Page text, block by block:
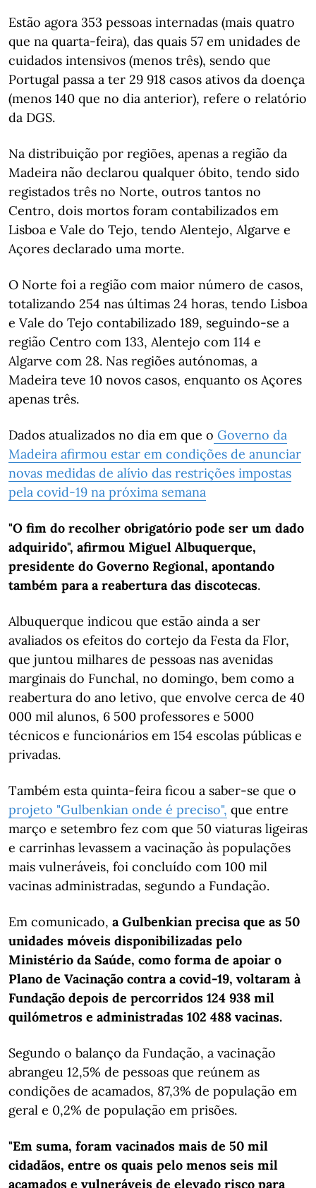
Estão agora 353 pessoas internadas (mais quatro
que na quarta-feira), das quais 57 em unidades de
cuidados intensivos (menos três), sendo que
Portugal passa a ter 29 918 casos ativos da doença
(menos 140 que no dia anterior), refere o relatório
da DGS.
Na distribuição por regiões, apenas a região da
Madeira não declarou qualquer óbito, tendo sido
registados três no Norte, outros tantos no
Centro, dois mortos foram contabilizados em
Lisboa e Vale do Tejo, tendo Alentejo, Algarve e
Açores declarado uma morte.
O Norte foi a região com maior número de casos,
totalizando 254 nas últimas 24 horas, tendo Lisboa
e Vale do Tejo contabilizado 189, seguindo-se a
região Centro com 133, Alentejo com 114 e
Algarve com 28. Nas regiões autónomas, a
Madeira teve 10 novos casos, enquanto os Açores
apenas três.
Dados atualizados no dia em que o Governo da
Madeira afirmou estar em condições de anunciar
novas medidas de alívio das restrições impostas
pela covid-19 na próxima semana
"O fim do recolher obrigatório pode ser um dado
adquirido", afirmou Miguel Albuquerque,
presidente do Governo Regional, apontando
também para a reabertura das discotecas.
Albuquerque indicou que estão ainda a ser
avaliados os efeitos do cortejo da Festa da Flor,
que juntou milhares de pessoas nas avenidas
marginais do Funchal, no domingo, bem como a
reabertura do ano letivo, que envolve cerca de 40
000 mil alunos, 6 500 professores e 5000
técnicos e funcionários em 154 escolas públicas e
privadas.
Também esta quinta-feira ficou a saber-se que o
projeto "Gulbenkian onde é preciso", que entre
março e setembro fez com que 50 viaturas ligeiras
e carrinhas levassem a vacinação às populações
mais vulneráveis, foi concluído com 100 mil
vacinas administradas, segundo a Fundação.
Em comunicado, a Gulbenkian precisa que as 50
unidades móveis disponibilizadas pelo
Ministério da Saúde, como forma de apoiar o
Plano de Vacinação contra a covid-19, voltaram à
Fundação depois de percorridos 124 938 mil
quilómetros e administradas 102 488 vacinas.
Segundo o balanço da Fundação, a vacinação
abrangeu 12,5% de pessoas que reúnem as
condições de acamados, 87,3% de população em
geral e 0,2% de população em prisões.
"Em suma, foram vacinados mais de 50 mil
cidadãos, entre os quais pelo menos seis mil
acamados e vulneráveis de elevado risco para